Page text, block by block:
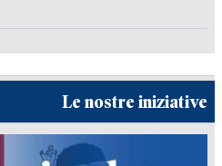
Le nostre iniziative